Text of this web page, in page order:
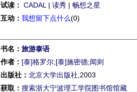
试读： CADAL | 读秀 | 畅想之星
互动： 我想留下点什么(0)
书名： 旅游泰语
作者： [泰]格罗尔;[泰]施密德;闻则
出版社： 北京大学出版社 ,2003
获取： 搜索浙大宁波理工学院图书馆馆藏